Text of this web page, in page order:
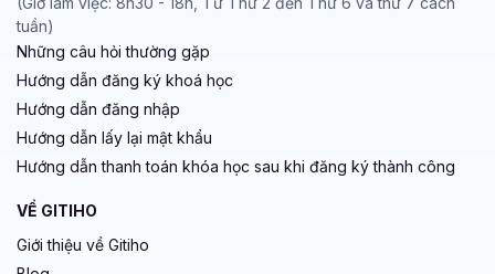
tuần)
Những câu hỏi thường gặp
Hướng dẫn đăng ký khoá học
Hướng dẫn đăng nhập
Hướng dẫn lấy lại mật khẩu
Hướng dẫn thanh toán khóa học sau khi đăng ký thành công
VỀ GITIHO
Giới thiệu về Gitiho